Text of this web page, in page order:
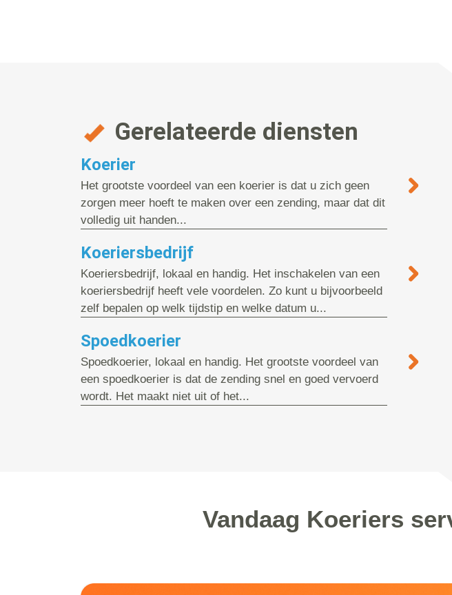
Gerelateerde diensten
Koerier
Het grootste voordeel van een koerier is dat u zich geen
zorgen meer hoeft te maken over een zending, maar dat dit
volledig uit handen...
Koeriersbedrijf
Koeriersbedrijf, lokaal en handig. Het inschakelen van een
koeriersbedrijf heeft vele voordelen. Zo kunt u bijvoorbeeld
zelf bepalen op welk tijdstip en welke datum u...
Spoedkoerier
Spoedkoerier, lokaal en handig. Het grootste voordeel van
een spoedkoerier is dat de zending snel en goed vervoerd
wordt. Het maakt niet uit of het...
Vandaag Koeriers